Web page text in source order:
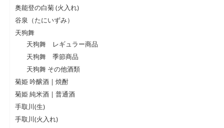
奥能登の白菊 (火入れ)
谷泉（たにいずみ）
天狗舞
天狗舞 レギュラー商品
天狗舞 季節商品
天狗舞 その他酒類
菊姫 吟醸酒 | 焼酎
菊姫 純米酒 | 普通酒
手取川(生)
手取川(火入れ)